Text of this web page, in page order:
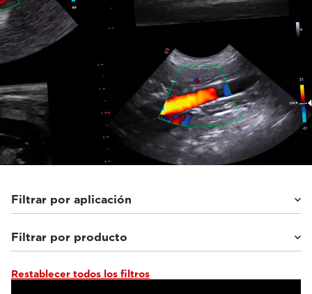
Filtrar por aplicación
Equinos(45)
Animales pequeños(112)
Filtrar por producto
MyLab™Wolf(10)
Restablecer todos los filtros